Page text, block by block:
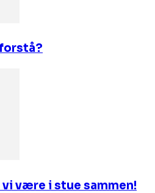
være i stue sammen!